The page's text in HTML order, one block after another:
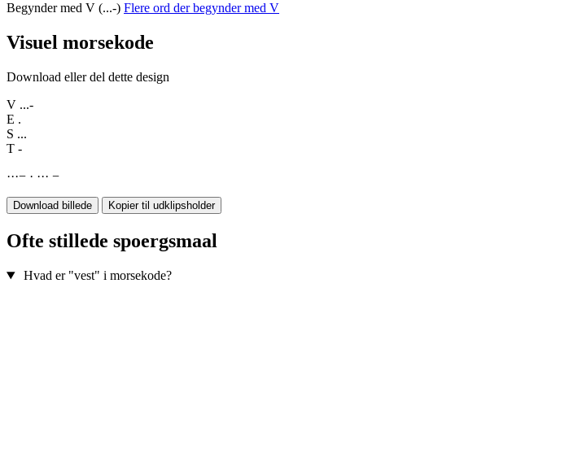
Begynder med V (...-) Flere ord der begynder med V
Visuel morsekode
Download eller del dette design
V ...-
E .
S ...
T -
···− · ··· −
Download billede Kopier til udklipsholder
Ofte stillede spoergsmaal
Hvad er "vest" i morsekode?